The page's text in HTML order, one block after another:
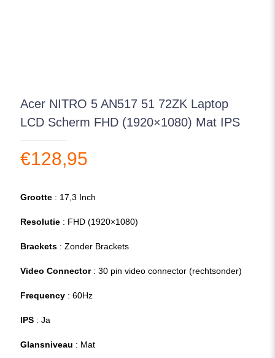
Acer NITRO 5 AN517 51 72ZK Laptop
LCD Scherm FHD (1920×1080) Mat IPS
€128,95
Grootte : 17,3 Inch
Resolutie : FHD (1920×1080)
Brackets : Zonder Brackets
Video Connector: 30 pin video connector (rechtsonder)
Frequency : 60Hz
IPS : Ja
Glansniveau : Mat